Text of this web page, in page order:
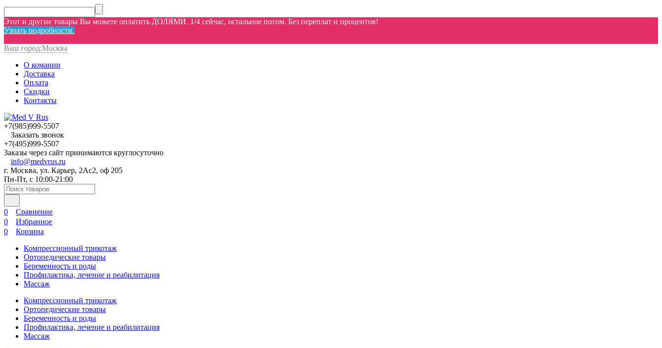
Этот и другие товары Вы можете оплатить ДОЛЯМИ. 1/4 сейчас, остальное потом. Без переплат и процентов!
Узнать подробности.
Ваш город:Москва
О комании
Доставка
Оплата
Скидки
Контакты
+7(985)999-5507
Заказать звонок
+7(495)999-5507
Заказы через сайт принимаются круглосуточно
info@medvrus.ru
г. Москва, ул. Карьер, 2Ас2, оф 205
Пн-Пт, с 10:00-21:00
0
Сравнение
0
Избранное
0
Корзина
Компрессионный трикотаж
Ортопедические товары
Беременность и роды
Профилактика, лечение и реабилитация
Массаж
Компрессионный трикотаж
Ортопедические товары
Беременность и роды
Профилактика, лечение и реабилитация
Массаж